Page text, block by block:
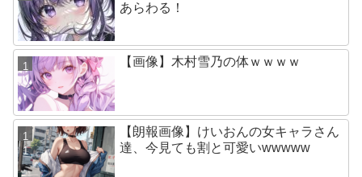
あらわる！
【画像】木村雪乃の体ｗｗｗｗ
【朗報画像】けいおんの女キャラさん
達、今見ても割と可愛いwwwww